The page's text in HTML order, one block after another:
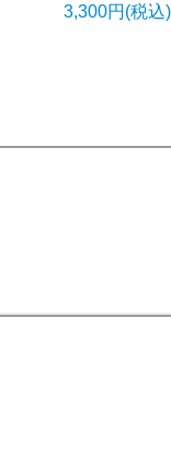
3,300円(税込)